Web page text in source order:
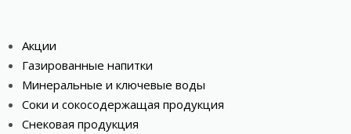
Акции
Газированные напитки
Минеральные и ключевые воды
Соки и сокосодержащая продукция
Снековая продукция